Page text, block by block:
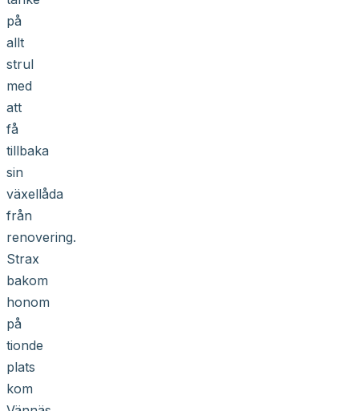
på
allt
strul
med
att
få
tillbaka
sin
växellåda
från
renovering.
Strax
bakom
honom
på
tionde
plats
kom